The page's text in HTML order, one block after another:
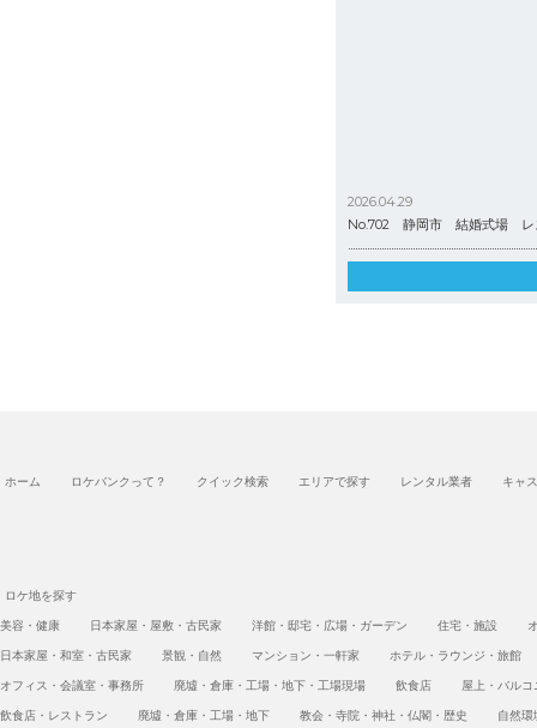
2026.04.29
No.702 静岡市 結婚式場
ホーム ロケバンクって？ クイック検索 エリアで探す レンタル業者 キャ
ロケ地を探す
美容・健康
日本家屋・屋敷・古民家 洋館・邸宅・広場・ガーデン 住宅・施設
日本家屋・和室・古民家
景観・自然 マンション・一軒家
ホテル・ラウンジ・旅館
オフィス・会議室・事務所
廃墟・倉庫・工場・地下・工場現場 飲食店
屋上・バル
飲食店・レストラン
廃墟・倉庫・工場・地下 教会・寺院・神社・仏閣・歴史
自然環